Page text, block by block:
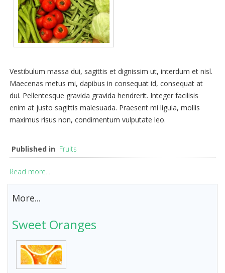
Vestibulum massa dui, sagittis et dignissim ut, interdum et nisl.
Maecenas metus mi, dapibus in consequat id, consequat at
dui. Pellentesque gravida gravida hendrerit. Integer facilisis
enim at justo sagittis malesuada. Praesent mi ligula, mollis
maximus risus non, condimentum vulputate leo.
Published in Fruits
Read more...
More...
Sweet Oranges